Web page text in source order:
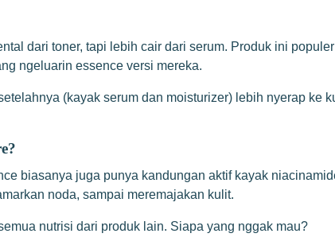
dari toner, tapi lebih cair dari serum. Produk ini
ngeluarin essence versi mereka.
(kayak serum dan moisturizer) lebih nyerap ke
biasanya juga punya kandungan aktif kayak
noda, sampai meremajakan kulit.
nutrisi dari produk lain. Siapa yang nggak mau?